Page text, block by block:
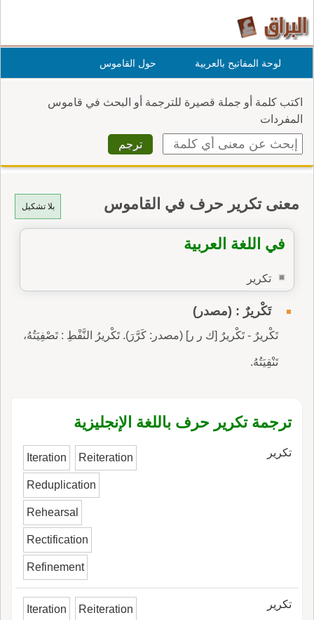
لوحة المفاتيح بالعربية حول القاموس
اكتب كلمة أو جملة قصيرة للترجمة أو البحث في قاموس
المفردات
بلا تشكيل معنى تكرير حرف في القاموس
في اللغة العربية
تكرير
تَكْريرٌ : (مصدر)
تَكْريرٌ - تَكْريرٌ [ك ر ر] (مصدر: كَرَّرَ). تَكْريرُ النَّفْطِ : تَصْفِيَتُهُ،
تَنْقِيَتُهُ.
ترجمة تكرير حرف باللغة الإنجليزية
تكرير Iteration Reiteration
Reduplication
Rehearsal
Rectification
Refinement
تكرير Iteration Reiteration